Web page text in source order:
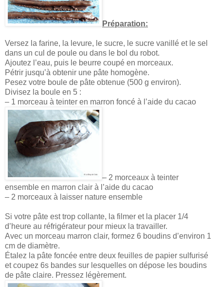
Préparation:
Versez la farine, la levure, le sucre, le sucre vanillé et le sel
dans un cul de poule ou dans le bol du robot.
Ajoutez l’eau, puis le beurre coupé en morceaux.
Pétrir jusqu’à obtenir une pâte homogène.
Pesez votre boule de pâte obtenue (500 g environ).
Divisez la boule en 5 :
– 1 morceau à teinter en marron foncé à l’aide du cacao
– 2 morceaux à teinter
ensemble en marron clair à l’aide du cacao
– 2 morceaux à laisser nature ensemble
Si votre pâte est trop collante, la filmer et la placer 1/4
d’heure au réfrigérateur pour mieux la travailler.
Avec un morceau marron clair, formez 6 boudins d’environ 1
cm de diamètre.
Étalez la pâte foncée entre deux feuilles de papier sulfurisé
et coupez 6s bandes sur lesquelles on dépose les boudins
de pâte claire. Pressez légèrement.